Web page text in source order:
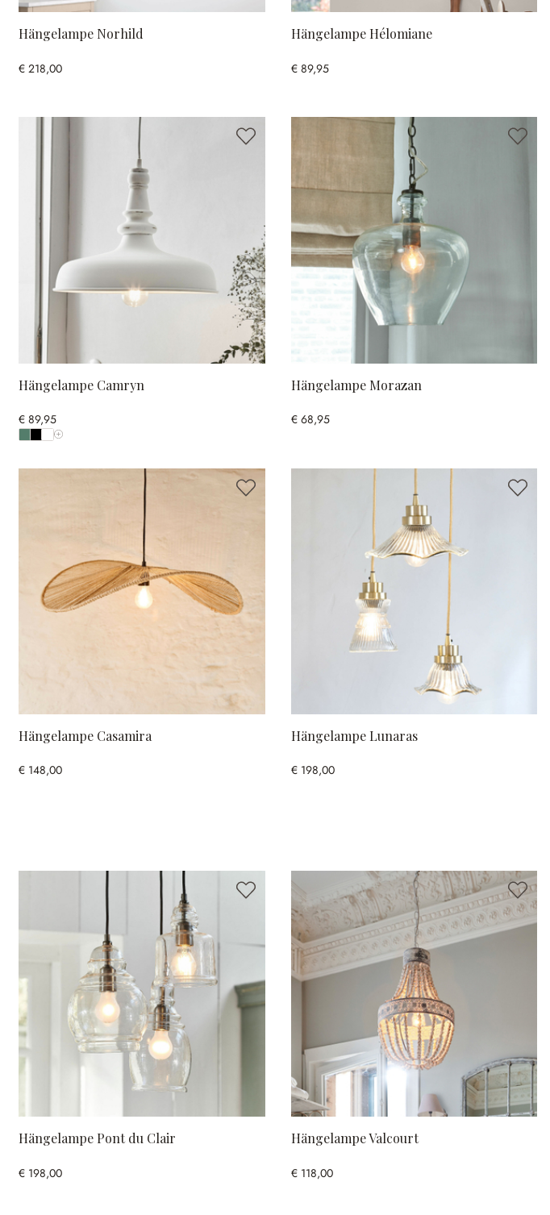
Hängelampe Norhild
€ 218,00
Hängelampe Hélomiane
€ 89,95
Hängelampe Camryn
€ 89,95
Hängelampe Morazan
€ 68,95
Hängelampe Casamira
€ 148,00
Hängelampe Lunaras
€ 198,00
Hängelampe Pont du Clair
€ 198,00
Hängelampe Valcourt
€ 118,00